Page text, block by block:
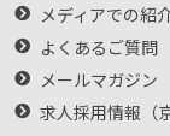
メディアでの紹
よくあるご質問
メールマガジン
求人採用情報（